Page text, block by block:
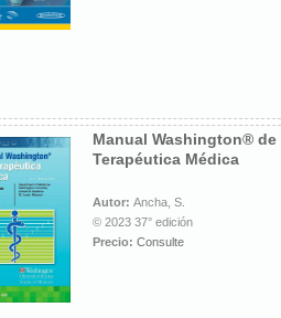
Manual Washington® de
Terapéutica Médica
Autor: Ancha, S.
© 2023 37° edición
Precio: Consulte